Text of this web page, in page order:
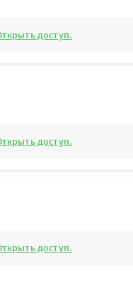
доступ.
доступ.
доступ.